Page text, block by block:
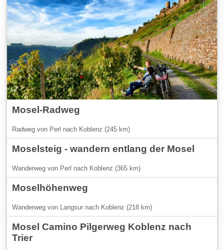
Mosel-Radweg
Radweg von Perl nach Koblenz (245 km)
Moselsteig - wandern entlang der Mosel
Wanderweg von Perl nach Koblenz (365 km)
Moselhöhenweg
Wanderweg von Langsur nach Koblenz (218 km)
Mosel Camino Pilgerweg Koblenz nach
Trier